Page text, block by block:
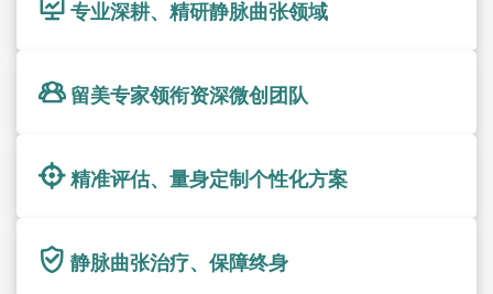
专业深耕、精研静脉曲张领域
留美专家领衔资深微创团队
精准评估、量身定制个性化方案
静脉曲张治疗、保障终身